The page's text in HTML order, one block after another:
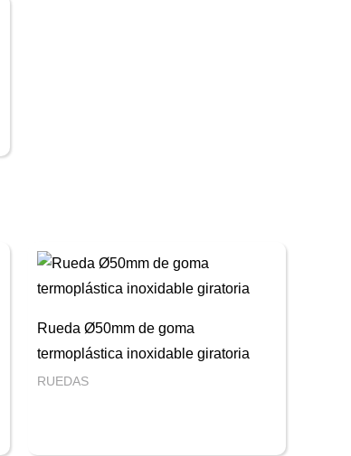
Rueda Ø50mm de goma
termoplástica inoxidable giratoria
RUEDAS